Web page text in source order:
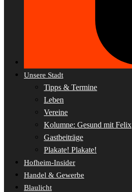
Unsere Stadt
Tipps & Termine
Leben
Vereine
Kolumne: Gesund mit Felix
Gastbeiträge
Plakate! Plakate!
Hofheim-Insider
Handel & Gewerbe
Blaulicht